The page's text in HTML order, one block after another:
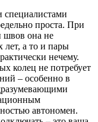
специалистами
проста. При
швов она не
лет, а то и пары
нечему.
колец не потребует
– особенно в
автономен.